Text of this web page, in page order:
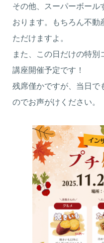
その他、スーパーボール
おります。もちろん不動
ただけますよ。
また、この日だけの特別
講座開催予定です！
残席僅かですが、当日で
のでお声がけください。